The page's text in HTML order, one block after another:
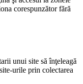
corespunzător fără
unui site să înţeleagă
urile prin colectarea